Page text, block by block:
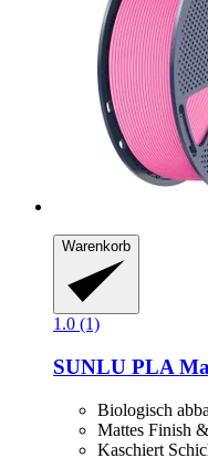
Warenkorb
1.0 (1)
SUNLU PLA
Biologisch
Mattes Finish
Kaschiert